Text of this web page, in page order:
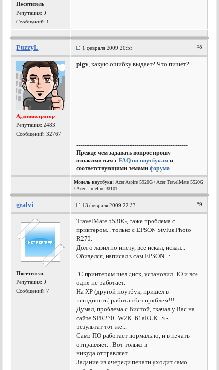
Посетитель
Репутация:0
Сообщений: 1
FuzzyL 1 февраля 2009 20:55 #8
Администратор
Репутация:2483
Сообщений: 32767
pigv, какую ошибку выдает? Что пишет?
---------------------------------------------------------
Прежде чем задавать вопрос прошу
ознакомиться сFAQ по ноутбукам и
соответствующими темамифорума
Модель ноутбука: Acer Aspire 5920G / Acer TravelMate 5520G
/ Acer Timeline 3810T
gralvi 13 февраля 2009 22:33 #9
Посетитель
Репутация:0
Сообщений: 7
TravelMate 5530G, таже проблема с
принтером... только с EPSON Stylus Photo
R270.
Долго лазил по инету, все искал, искал...
Обиделся, написал в сам EPSON...:
"С принтером шел диск, установил ПО и все
одно не работает.
На ХР (другой ноутбук, пришел в
негодность) работал без проблем!!!
Думал, проблема с Вистой, скачал у Вас на
сайте SPR270_W2K_61aRUK_S -
результат тот же...
Само ПО работает нормально, и в печать
отправляет... Вот только в
никуда отправляет...
Задание из очереди печати уходит само